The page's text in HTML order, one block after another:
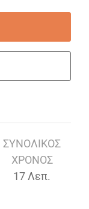
ΣΥΝΟΛΙΚΌΣ
ΧΡΌΝΟΣ
17Λεπτά
Λεπ.